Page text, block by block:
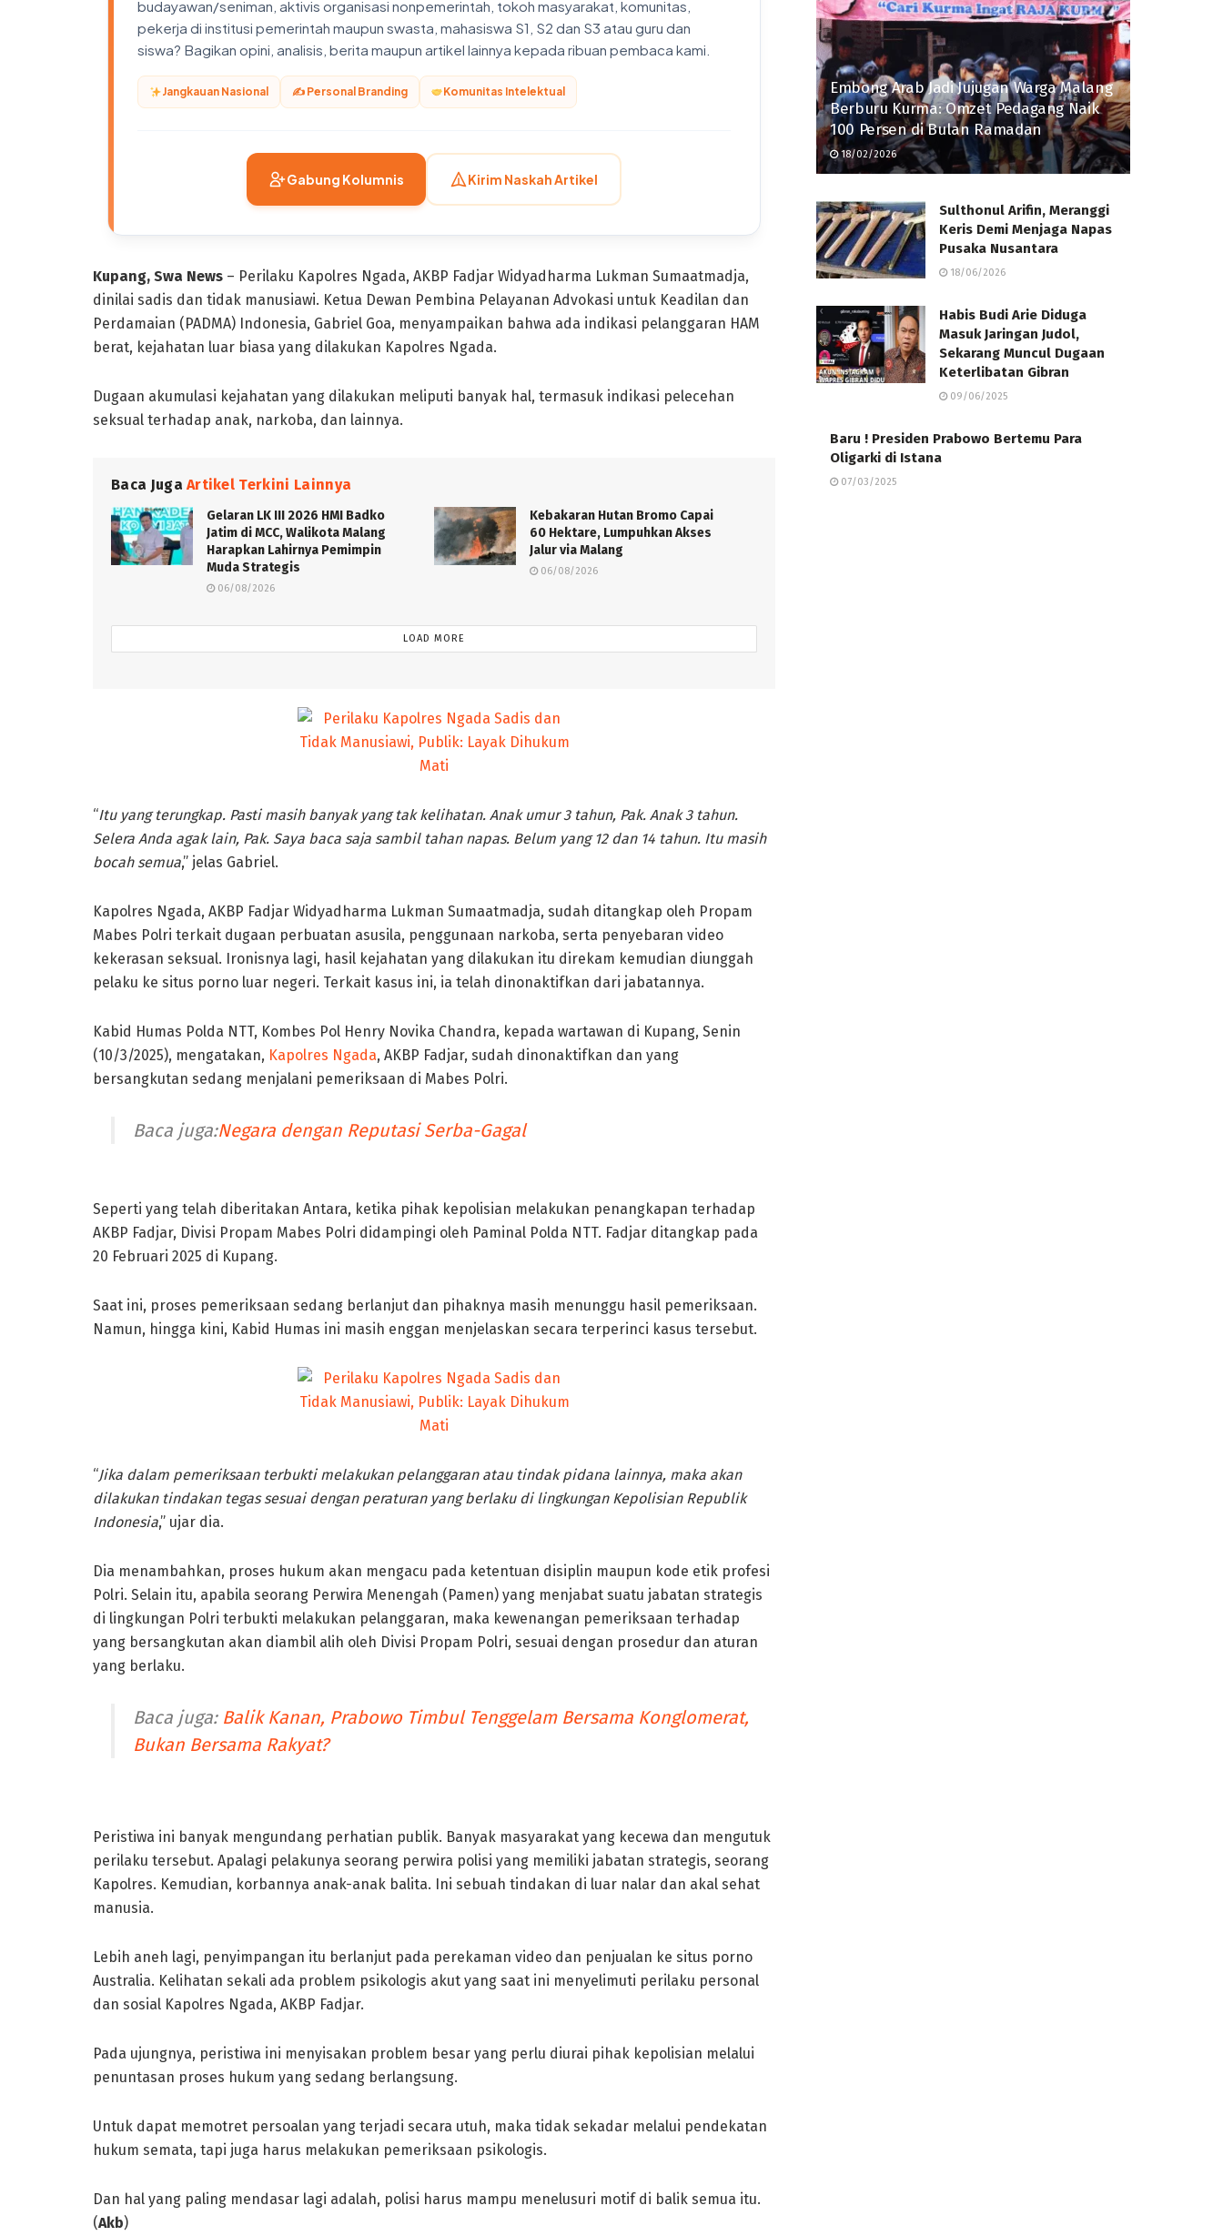
budayawan/seniman, aktivis organisasi nonpemerintah, tokoh masyarakat, komunitas,
pekerja di institusi pemerintah maupun swasta, mahasiswa S1, S2 dan S3 atau guru dan
siswa? Bagikan opini, analisis, berita maupun artikel lainnya kepada ribuan pembaca kami.
Jangkauan Nasional ✍️ Personal Branding Komunitas Intelektual
Gabung Kolumnis Kirim Naskah Artikel
Kupang, Swa News – Perilaku Kapolres Ngada, AKBP Fadjar Widyadharma Lukman Sumaatmadja,
dinilai sadis dan tidak manusiawi. Ketua Dewan Pembina Pelayanan Advokasi untuk Keadilan dan
Perdamaian (PADMA) Indonesia, Gabriel Goa, menyampaikan bahwa ada indikasi pelanggaran HAM
berat, kejahatan luar biasa yang dilakukan Kapolres Ngada.
Dugaan akumulasi kejahatan yang dilakukan meliputi banyak hal, termasuk indikasi pelecehan
seksual terhadap anak, narkoba, dan lainnya.
Baca Juga Artikel Terkini Lainnya
Gelaran LK III 2026 HMI Badko
Jatim di MCC, Walikota Malang
Harapkan Lahirnya Pemimpin
Muda Strategis
06/08/2026
Kebakaran Hutan Bromo Capai
60 Hektare, Lumpuhkan Akses
Jalur via Malang
06/08/2026
LOAD MORE
“Itu yang terungkap. Pasti masih banyak yang tak kelihatan. Anak umur 3 tahun, Pak. Anak 3 tahun.
Selera Anda agak lain, Pak. Saya baca saja sambil tahan napas. Belum yang 12 dan 14 tahun. Itu masih
bocah semua,” jelas Gabriel.
Kapolres Ngada, AKBP Fadjar Widyadharma Lukman Sumaatmadja, sudah ditangkap oleh Propam
Mabes Polri terkait dugaan perbuatan asusila, penggunaan narkoba, serta penyebaran video
kekerasan seksual. Ironisnya lagi, hasil kejahatan yang dilakukan itu direkam kemudian diunggah
pelaku ke situs porno luar negeri. Terkait kasus ini, ia telah dinonaktifkan dari jabatannya.
Kabid Humas Polda NTT, Kombes Pol Henry Novika Chandra, kepada wartawan di Kupang, Senin
(10/3/2025), mengatakan, Kapolres Ngada, AKBP Fadjar, sudah dinonaktifkan dan yang
bersangkutan sedang menjalani pemeriksaan di Mabes Polri.
Baca juga:Negara dengan Reputasi Serba-Gagal
Seperti yang telah diberitakan Antara, ketika pihak kepolisian melakukan penangkapan terhadap
AKBP Fadjar, Divisi Propam Mabes Polri didampingi oleh Paminal Polda NTT. Fadjar ditangkap pada
20 Februari 2025 di Kupang.
Saat ini, proses pemeriksaan sedang berlanjut dan pihaknya masih menunggu hasil pemeriksaan.
Namun, hingga kini, Kabid Humas ini masih enggan menjelaskan secara terperinci kasus tersebut.
“Jika dalam pemeriksaan terbukti melakukan pelanggaran atau tindak pidana lainnya, maka akan
dilakukan tindakan tegas sesuai dengan peraturan yang berlaku di lingkungan Kepolisian Republik
Indonesia,” ujar dia.
Dia menambahkan, proses hukum akan mengacu pada ketentuan disiplin maupun kode etik profesi
Polri. Selain itu, apabila seorang Perwira Menengah (Pamen) yang menjabat suatu jabatan strategis
di lingkungan Polri terbukti melakukan pelanggaran, maka kewenangan pemeriksaan terhadap
yang bersangkutan akan diambil alih oleh Divisi Propam Polri, sesuai dengan prosedur dan aturan
yang berlaku.
Baca juga: Balik Kanan, Prabowo Timbul Tenggelam Bersama Konglomerat,
Bukan Bersama Rakyat?
Peristiwa ini banyak mengundang perhatian publik. Banyak masyarakat yang kecewa dan mengutuk
perilaku tersebut. Apalagi pelakunya seorang perwira polisi yang memiliki jabatan strategis, seorang
Kapolres. Kemudian, korbannya anak-anak balita. Ini sebuah tindakan di luar nalar dan akal sehat
manusia.
Lebih aneh lagi, penyimpangan itu berlanjut pada perekaman video dan penjualan ke situs porno
Australia. Kelihatan sekali ada problem psikologis akut yang saat ini menyelimuti perilaku personal
dan sosial Kapolres Ngada, AKBP Fadjar.
Pada ujungnya, peristiwa ini menyisakan problem besar yang perlu diurai pihak kepolisian melalui
penuntasan proses hukum yang sedang berlangsung.
Untuk dapat memotret persoalan yang terjadi secara utuh, maka tidak sekadar melalui pendekatan
hukum semata, tapi juga harus melakukan pemeriksaan psikologis.
Dan hal yang paling mendasar lagi adalah, polisi harus mampu menelusuri motif di balik semua itu.
(Akb)
Embong Arab Jadi Jujugan Warga Malang
Berburu Kurma: Omzet Pedagang Naik
100 Persen di Bulan Ramadan
18/02/2026
Sulthonul Arifin, Meranggi
Keris Demi Menjaga Napas
Pusaka Nusantara
18/06/2026
Habis Budi Arie Diduga
Masuk Jaringan Judol,
Sekarang Muncul Dugaan
Keterlibatan Gibran
09/06/2025
Baru ! Presiden Prabowo Bertemu Para
Oligarki di Istana
07/03/2025